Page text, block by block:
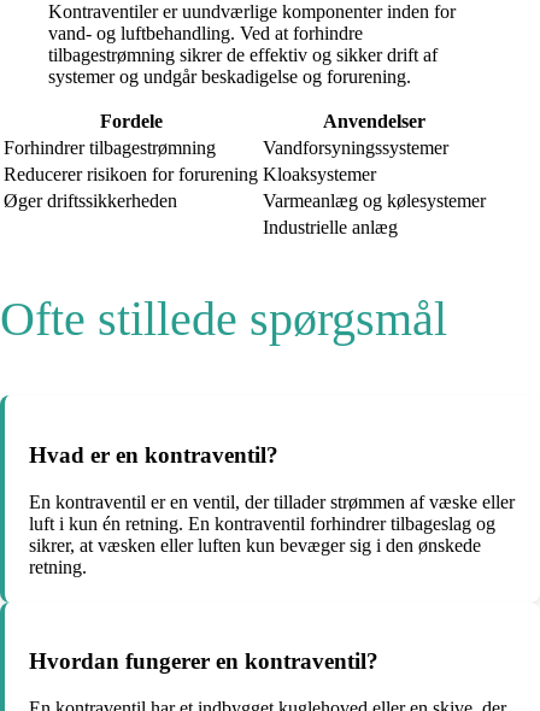
Kontraventiler er uundværlige komponenter inden for
vand- og luftbehandling. Ved at forhindre
tilbagestrømning sikrer de effektiv og sikker drift af
systemer og undgår beskadigelse og forurening.
Fordele
Anvendelser
Forhindrer tilbagestrømning
Vandforsyningssystemer
Reducerer risikoen for forurening Kloaksystemer
Øger driftssikkerheden
Varmeanlæg og kølesystemer
Industrielle anlæg
Ofte stillede spørgsmål
Hvad er en kontraventil?
En kontraventil er en ventil, der tillader strømmen af væske eller
luft i kun én retning. En kontraventil forhindrer tilbageslag og
sikrer, at væsken eller luften kun bevæger sig i den ønskede
retning.
Hvordan fungerer en kontraventil?